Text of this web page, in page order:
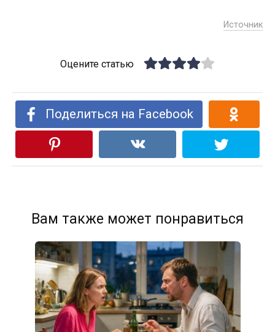
Источник
Оцените статью
Поделиться на Facebook
Вам также может понравиться